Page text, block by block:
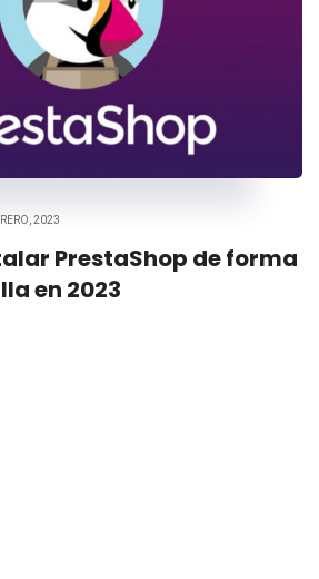
2023
PrestaShop de forma
en 2023